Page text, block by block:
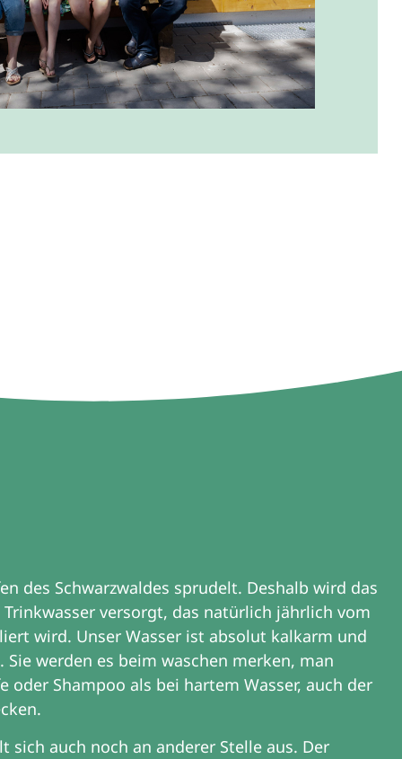
des Schwarzwaldes sprudelt. Deshalb wird das
versorgt, das natürlich jährlich vom
wird. Unser Wasser ist absolut kalkarm und
Sie werden es beim waschen merken, man
oder Shampoo als bei hartem Wasser, auch der
sich auch noch an anderer Stelle aus. Der